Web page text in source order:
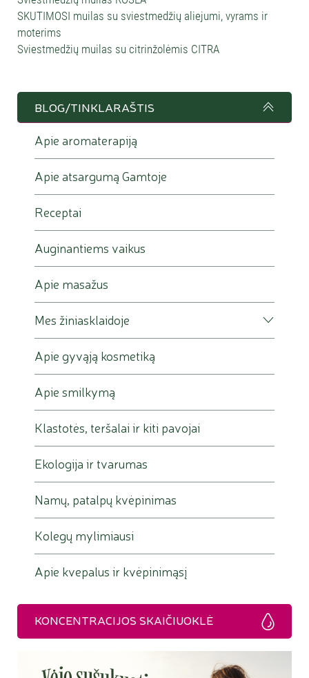
SKUTIMOSI muilas su sviestmedžių aliejumi, vyrams ir
moterims
Sviestmedžių muilas su citrinžolėmis CITRA
BLOG/TINKLARAŠTIS
Apie aromaterapiją
Apie atsargumą Gamtoje
Receptai
Auginantiems vaikus
Apie masažus
Mes žiniasklaidoje
Apie gyvąją kosmetiką
Apie smilkymą
Klastotės, teršalai ir kiti pavojai
Ekologija ir tvarumas
Namų, patalpų kvėpinimas
Kolegų mylimiausi
Apie kvepalus ir kvėpinimąsį
KONCENTRACIJOS SKAIČIUOKLĖ